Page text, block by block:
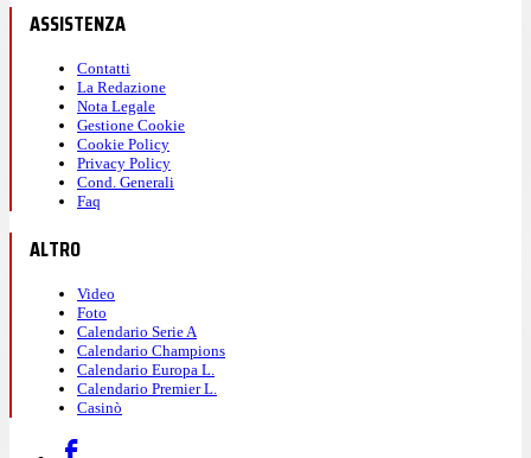
ASSISTENZA
Contatti
La Redazione
Nota Legale
Gestione Cookie
Cookie Policy
Privacy Policy
Cond. Generali
Faq
ALTRO
Video
Foto
Calendario Serie A
Calendario Champions
Calendario Europa L.
Calendario Premier L.
Casinò